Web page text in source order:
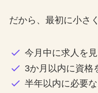
だから、最初に小さ
今月中に求人を
3か月以内に資格
半年以内に必要